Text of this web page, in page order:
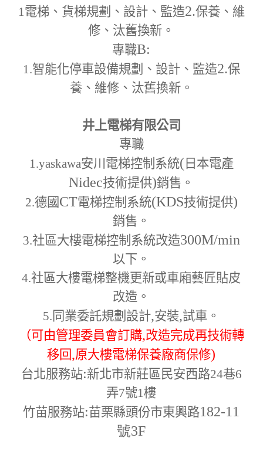
1電梯、貨梯規劃、設計、監造2.保養、維
修、汰舊換新。
專職B:
1.智能化停車設備規劃、設計、監造2.保
養、維修、汰舊換新。
井上電梯有限公司
專職
1.yaskawa安川電梯控制系統( 日本電產
Nidec技術提供)銷售。
2.德國 CT電梯控制系統(KDS技術提供)
銷售。
3.社區大樓電梯控制系統改造300M/min
以下。
4.社區大樓電梯整機更新或車廂藝匠貼皮
改造。
5. 同業委託規劃設計,安裝,試車。
（可由管理委員會訂購,改造完成再技術轉
移回,原大樓電梯保養廠商保修)
台北服務站:新北市新莊區民安西路24巷6
弄7號1樓
竹苗服務站:苗栗縣頭份市東興路182-11
號3F